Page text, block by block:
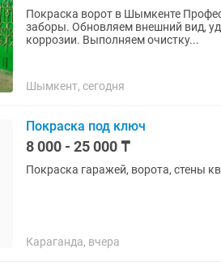
Покраска ворот в Шымкенте Профессионально красим металлические ворота, калитки и
заборы. Обновляем внешний вид,
коррозии. Выполняем очистку...
Шымкент, сегодня
Покраска под ключ
8 000 - 25 000 ₸
Покраска гаражей, ворота, стены
Караганда, вчера